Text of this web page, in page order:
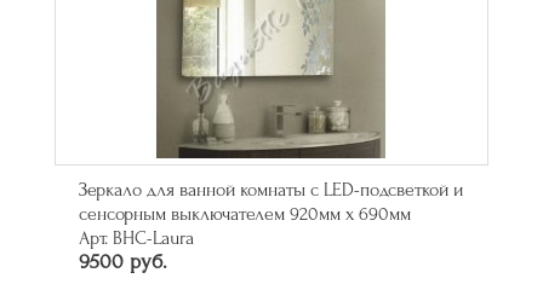
Зеркало для ванной комнаты с LED-подсветкой и
сенсорным выключателем 920мм х 690мм
Арт. BHC-Laura
9500 руб.